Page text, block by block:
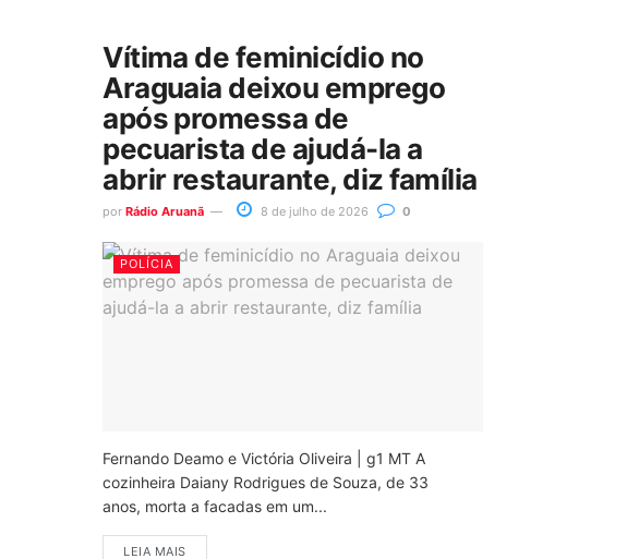
Vítima de feminicídio no
Araguaia deixou emprego
após promessa de
pecuarista de ajudá-la a
abrir restaurante, diz família
por Rádio Aruanã 8 de julho de 2026 0
POLÍCIA
Fernando Deamo e Victória Oliveira | g1 MT A
cozinheira Daiany Rodrigues de Souza, de 33
anos, morta a facadas em um...
LEIA MAIS